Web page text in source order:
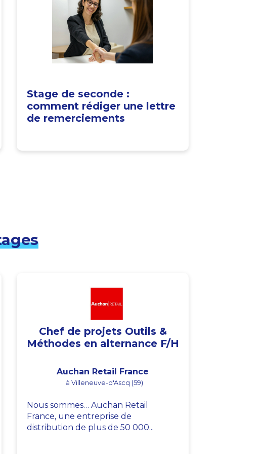
Stage de seconde :
comment rédiger une lettre
de remerciements
Chef de projets Outils &
Méthodes en alternance F/H
Auchan Retail France
à Villeneuve-d'Ascq (59)
Nous sommes… Auchan Retail
France, une entreprise de
distribution de plus de 50 000...